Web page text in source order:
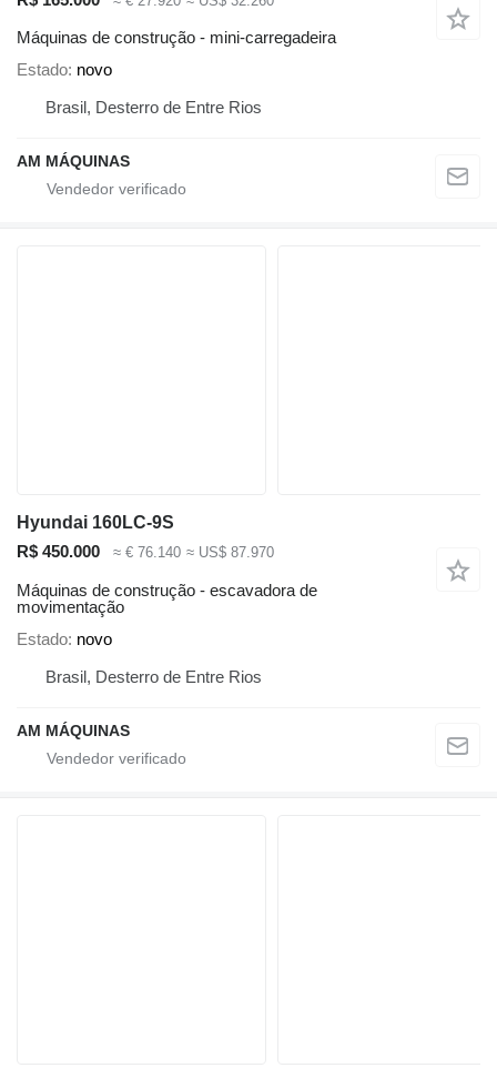
Máquinas de construção - mini-carregadeira
Estado novo
Brasil, Desterro de Entre Rios
AM MÁQUINAS
Hyundai 160LC-9S
R$ 450.000
≈ € 76.140 ≈ US$ 87.970
Máquinas de construção - escavadora de
movimentação
Estado novo
Brasil, Desterro de Entre Rios
AM MÁQUINAS